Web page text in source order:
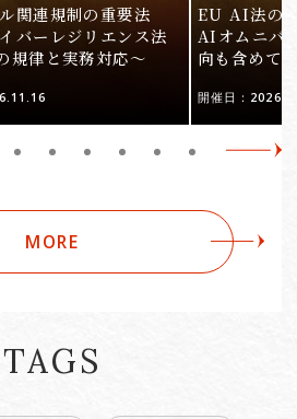
関連規制の重要法
バーレジリエンス法
規律と実務対応〜
EU AI法の
AIオムニバ
向も含めて
開催日：
MORE
TAGS